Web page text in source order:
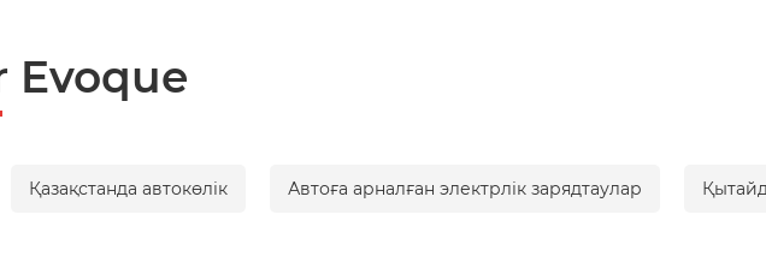
Evoque
Қазақстанда автокөлік Автоға арналған электрлік зарядтаулар